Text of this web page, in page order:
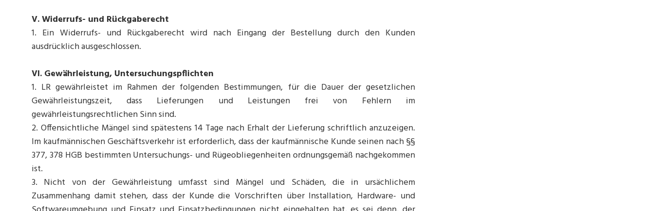
V. Widerrufs- und Rückgaberecht
1. Ein Widerrufs- und Rückgaberecht wird nach Eingang der Bestellung durch den Kunden
ausdrücklich ausgeschlossen.
VI. Gewährleistung, Untersuchungspflichten
1. LR gewährleistet im Rahmen der folgenden Bestimmungen, für die Dauer der gesetzlichen
Gewährleistungszeit, dass Lieferungen und Leistungen frei von Fehlern im
gewährleistungsrechtlichen Sinn sind.
2. Offensichtliche Mängel sind spätestens 14 Tage nach Erhalt der Lieferung schriftlich anzuzeigen.
Im kaufmännischen Geschäftsverkehr ist erforderlich, dass der kaufmännische Kunde seinen nach §§
377, 378 HGB bestimmten Untersuchungs- und Rügeobliegenheiten ordnungsgemäß nachgekommen
ist.
3. Nicht von der Gewährleistung umfasst sind Mängel und Schäden, die in ursächlichem
Zusammenhang damit stehen, dass der Kunde die Vorschriften über Installation, Hardware- und